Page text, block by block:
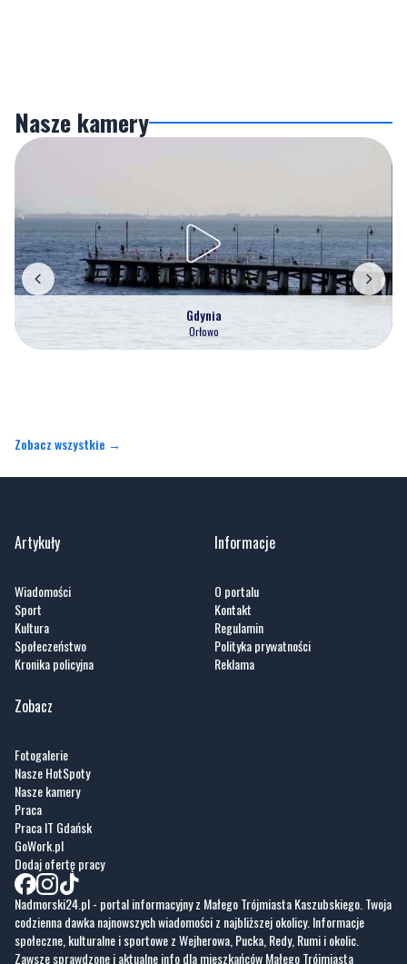
Nasze kamery
Gdynia
Orłowo
Zobacz wszystkie →
Artykuły
Wiadomości
Sport
Kultura
Społeczeństwo
Kronika policyjna
Informacje
O portalu
Kontakt
Regulamin
Polityka prywatności
Reklama
Zobacz
Fotogalerie
Nasze HotSpoty
Nasze kamery
Praca
Praca IT Gdańsk
GoWork.pl
Dodaj ofertę pracy
Nadmorski24.pl - portal informacyjny z Małego Trójmiasta Kaszubskiego. Twoja
codzienna dawka najnowszych wiadomości z najbliższej okolicy. Informacje
społeczne, kulturalne i sportowe z Wejherowa, Pucka, Redy, Rumi i okolic.
Zawsze sprawdzone i aktualne info dla mieszkańców Małego Trójmiasta